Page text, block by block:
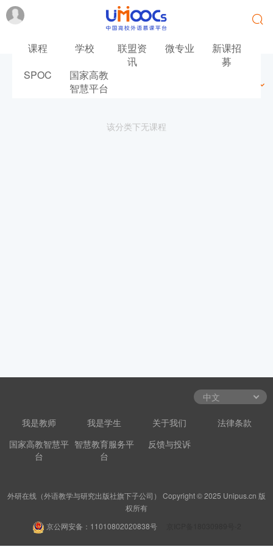
课程 学校
联盟资
讯
微专业
新课招
募
SPOC
国家高教
智慧平台
该分类下无课程
我是教师 我是学生 关于我们
法律条款
国家高教智慧平
台
智慧教育服务平
台
反馈与投诉
外研在线（外语教学与研究出版社旗下子公司） Copyright © 2025 Unipus.cn 版
权所有
京公网安备：11010802020838号